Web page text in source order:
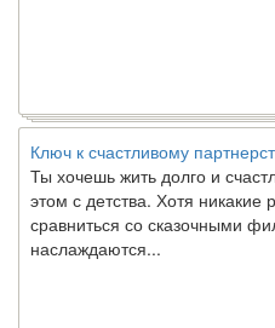
Ключ к счастливому
Ты хочешь жить долго и
этом с детства. Хотя
сравниться со сказочными
наслаждаются...